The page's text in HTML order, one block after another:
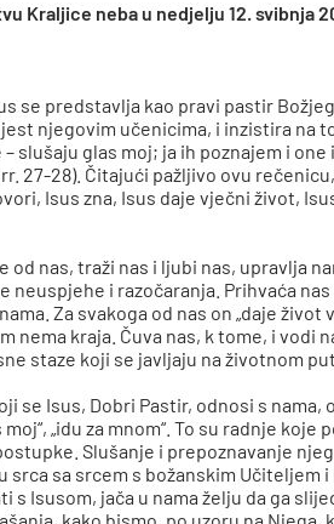
Kraljice neba u nedjelju 12. svibnja
se predstavlja kao pravi pastir
njegovim učenicima, i inzistira na
slušaju glas moj; ja ih poznajem i one
27-28). Čitajući pažljivo ovu
Isus zna, Isus daje vječni život,
od nas, traži nas i ljubi nas, upravlja
neuspjehe i razočaranja. Prihvaća
Za svakoga od nas on „daje život
kraja. Čuva nas, k tome, i vodi
staze koji se javljaju na životnom
se Isus, Dobri Pastir, odnosi s nama,
„idu za mnom“. To su radnje koje
Slušanje i prepoznavanje
sa srcem s božanskim Učiteljem i
Isusom, jača u nama želju da ga